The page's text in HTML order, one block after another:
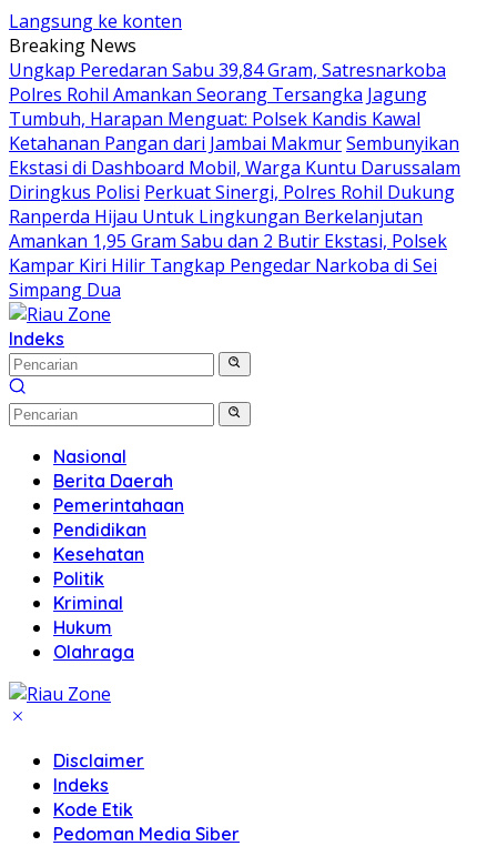
Langsung ke konten
Breaking News
Ungkap Peredaran Sabu 39,84 Gram, Satresnarkoba
Polres Rohil Amankan Seorang Tersangka Jagung
Tumbuh, Harapan Menguat: Polsek Kandis Kawal
Ketahanan Pangan dari Jambai MakmurSembunyikan
Ekstasi di Dashboard Mobil, Warga Kuntu Darussalam
Diringkus Polisi Perkuat Sinergi, Polres Rohil Dukung
Ranperda Hijau Untuk Lingkungan Berkelanjutan
Amankan 1,95 Gram Sabu dan 2 Butir Ekstasi, Polsek
Kampar Kiri Hilir Tangkap Pengedar Narkoba di Sei
Simpang Dua
Indeks
Nasional
Berita Daerah
Pemerintahaan
Pendidikan
Kesehatan
Politik
Kriminal
Hukum
Olahraga
Disclaimer
Indeks
Kode Etik
Pedoman Media Siber